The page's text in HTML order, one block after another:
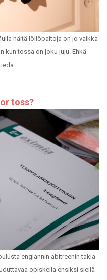
näitä löllöpaitoja on jo vaikka
kun tossa on joku juju. Ehkä
toss?
englannin abitreenin takia
opiskella ensiksi siellä